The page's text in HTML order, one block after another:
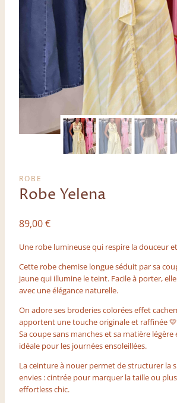
ROBE
Robe Yelena
89,00€
Une robe lumineuse qui respire la douceur
Cette robe chemise longue séduit par sa
jaune qui illumine le teint. Facile à porter,
avec une élégance naturelle.
On adore ses broderies colorées effet
apportent une touche originale et raffinée 💛
Sa coupe sans manches et sa matière
idéale pour les journées ensoleillées.
La ceinture à nouer permet de structurer la
envies : cintrée pour marquer la taille ou
effortless chic.